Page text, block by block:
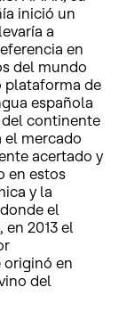
inició un
a
en
del mundo
plataforma de
española
continente
el mercado
acertado y
en estos
y la
el
2013 el
originó en
del